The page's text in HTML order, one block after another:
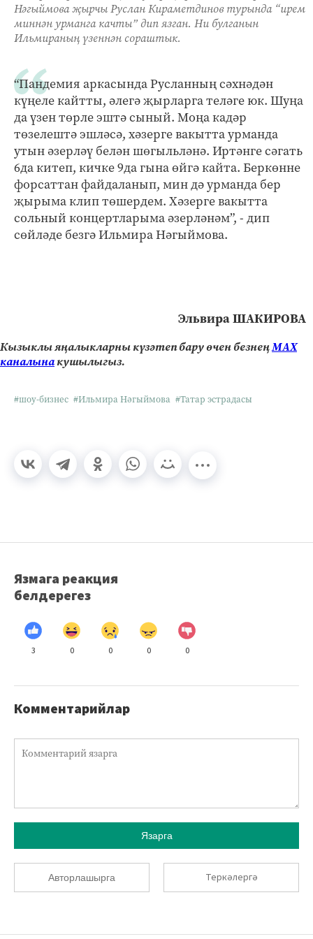
Нәгыймова җырчы Руслан Кираметдинов турында “ирем
миннән урманга качты” дип язган. Ни булганын
Ильмираның үзеннән сораштык.
“Пандемия аркасында Русланның сәхнәдән
күңеле кайтты, әлегә җырларга теләге юк. Шуңа
да үзен төрле эштә сыный. Моңа кадәр
төзелештә эшләсә, хәзерге вакытта урманда
утын әзерләү белән шөгыльләнә. Иртәнге сәгать
6да китеп, кичке 9да гына өйгә кайта. Беркөнне
форсаттан файдаланып, мин дә урманда бер
җырыма клип төшердем. Хәзерге вакытта
сольный концертларыма әзерләнәм”, - дип
сөйләде безгә Ильмира Нәгыймова.
Эльвира ШАКИРОВА
Кызыклы яңалыкларны күзәтеп бару өчен безнеңМАХ
каналынакушылыгыз.
#шоу-бизнес #Ильмира Нәгыймова #Татар эстрадасы
Язмага реакция
белдерегез
3 0 0 0 0
Комментарийлар
Язарга
Авторлашырга Теркәлергә